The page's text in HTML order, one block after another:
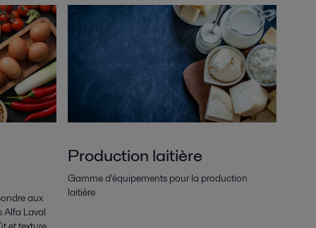
aux
Alfa Laval
Production laitière
Gamme d'équipements pour la production
laitière